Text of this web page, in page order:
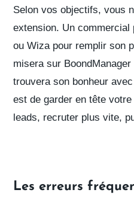
Selon vos objectifs, vous
extension. Un commercial
ou Wiza pour remplir son
misera sur
trouvera son bonheur
est degarder en tête votre
leads, recruter plus vite,
Les erreurs